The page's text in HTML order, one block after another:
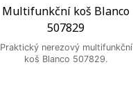
Multifunkční koš Blanco
507829
Praktický nerezový multifunkční
koš Blanco 507829.